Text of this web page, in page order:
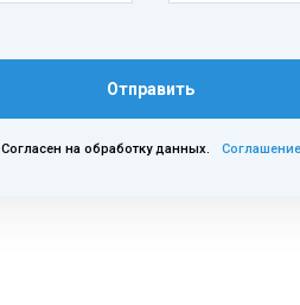
Отправить
Согласен на обработку данных. Соглашение